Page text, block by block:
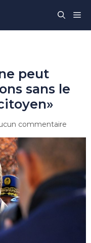
peut
sans le
commentaire